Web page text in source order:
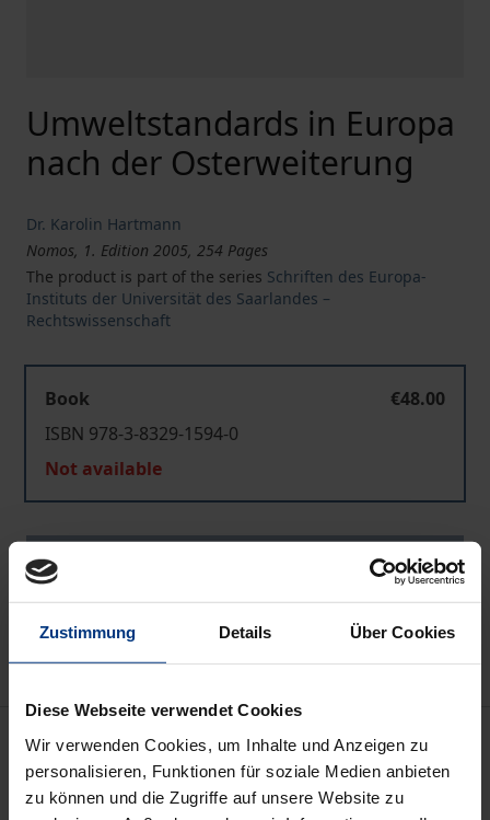
Zustimmung Details Über Cookies
Diese Webseite verwendet Cookies
Wir verwenden Cookies, um Inhalte und Anzeigen zu
personalisieren, Funktionen für soziale Medien anbieten
zu können und die Zugriffe auf unsere Website zu
Umweltstandards in Europa
nach der Osterweiterung
Dr. Karolin Hartmann
Nomos, 1. Edition 2005, 254 Pages
The product is part of the series Schriften des Europa-
Instituts der Universität des Saarlandes –
Rechtswissenschaft
Book
€48.00
ISBN 978-3-8329-1594-0
Not available
Add to Wish List
Delivery cost notice
Description
Die Arbeit befasst sich mit dem weitreichenden